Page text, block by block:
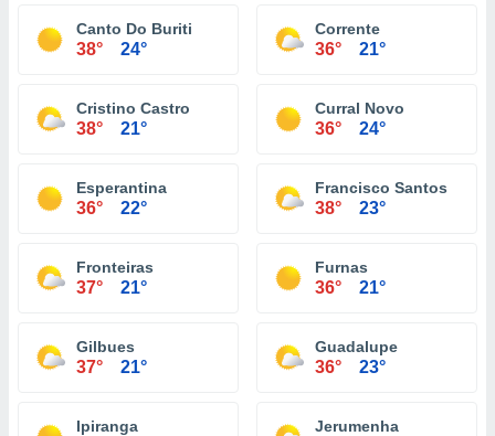
Canto Do Buriti
38° 24°
Corrente
36° 21°
Cristino Castro
38° 21°
Curral Novo
36° 24°
Esperantina
36° 22°
Francisco Santos
38° 23°
Fronteiras
37° 21°
Furnas
36° 21°
Gilbues
37° 21°
Guadalupe
36° 23°
Ipiranga Jerumenha